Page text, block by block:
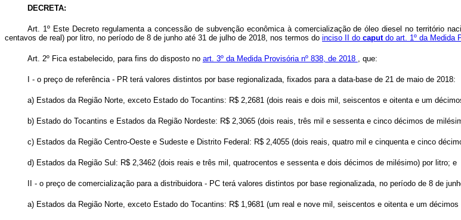
DECRETA:
Art. 1º Este Decreto regulamenta a concessão de subvenção econômica à comercialização de óleo diesel no território
centavos de real) por litro, no período de 8 de junho até 31 de julho de 2018, nos termos do inciso II do caput do art. 1º da Medida
Art. 2º Fica estabelecido, para fins do disposto no art. 3º da Medida Provisória nº 838, de 2018 , que:
I - o preço de referência - PR terá valores distintos por base regionalizada, fixados para a data-base de 21 de maio de 2018:
a) Estados da Região Norte, exceto Estado do Tocantins: R$ 2,2681 (dois reais e dois mil, seiscentos e oitenta e um
b) Estado do Tocantins e Estados da Região Nordeste: R$ 2,3065 (dois reais, três mil e sessenta e cinco décimos de
c) Estados da Região Centro-Oeste e Sudeste e Distrito Federal: R$ 2,4055 (dois reais, quatro mil e cinquenta e cinco
d) Estados da Região Sul: R$ 2,3462 (dois reais e três mil, quatrocentos e sessenta e dois décimos de milésimo) por litro; e
II - o preço de comercialização para a distribuidora - PC terá valores distintos por base regionalizada, no período de 8 de
a) Estados da Região Norte, exceto Estado do Tocantins: R$ 1,9681 (um real e nove mil, seiscentos e oitenta e um